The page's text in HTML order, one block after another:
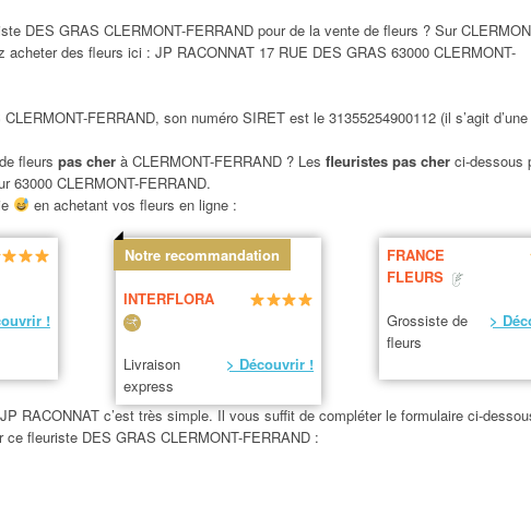
DES GRAS CLERMONT-FERRAND pour de la vente de fleurs ? Sur
acheter des fleurs ici : JP RACONNAT 17 RUE DES GRAS 63000 CLERMONT-
FERRAND, son numéro SIRET est le 31355254900112 (il s’agit
fleurs pas cherà CLERMONT-FERRAND ? Les fleuristes pas cher ci-dessous
63000 CLERMONT-FERRAND.
en achetant vos fleurs en ligne :
!
Notre recommandation
INTERFLORA
Livraison
express
> Découvrir !
FRANCE
FLEURS
Grossiste de
fleurs
>
RACONNAT c’est très simple. Il vous suffit de compléter le formulaire ci-
ce fleuriste DES GRAS CLERMONT-FERRAND :